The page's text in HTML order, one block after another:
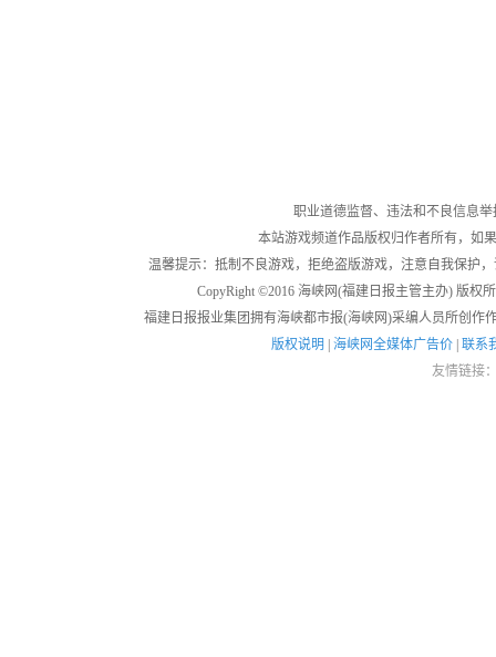
职业道德监督、违法和不良信息举
本站游戏频道作品版权归作者所有，如
温馨提示：抵制不良游戏，拒绝盗版游戏，注意自我保护
CopyRight ©2016 海峡网(福建日报主管主办) 版权
福建日报报业集团拥有海峡都市报(海峡网)采编人员所创作
版权说明
海峡网全媒体广告价
联系
友情链接